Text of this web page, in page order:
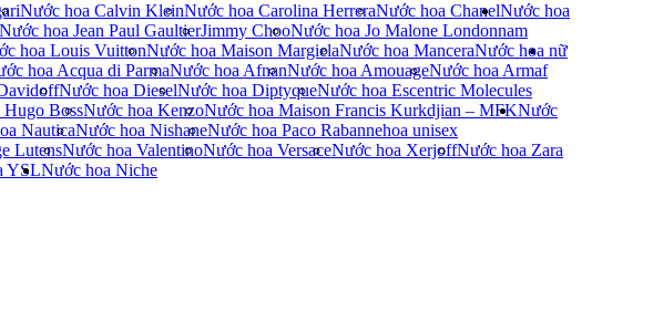
Nước hoa Calvin KleinNước hoa Carolina HerreraNước hoa Chanel
Nước hoa Jean Paul GaultierJimmy ChooNước hoa Jo Malone London
hoa Louis VuittonNước hoa Maison MargielaNước hoa Mancera
hoa Acqua di ParmaNước hoa AfnanNước hoa AmouageNước hoa Armaf
Nước hoa DieselNước hoa DiptyqueNước hoa Escentric Molecules
BossNước hoa KenzoNước hoa Maison Francis Kurkdjian – MFK
NauticaNước hoa NishaneNước hoa Paco Rabanne
LutensNước hoa ValentinoNước hoa VersaceNước hoa XerjoffNước hoa Zara
YSL
Nước hoa
nam
Nước hoa nữ
Nước
hoa unisex
Nước hoa Niche